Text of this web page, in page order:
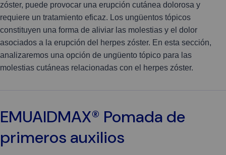
zóster, puede provocar una erupción cutánea dolorosa y
requiere un tratamiento eficaz. Los ungüentos tópicos
constituyen una forma de aliviar las molestias y el dolor
asociados a la erupción del herpes zóster. En esta sección,
analizaremos una opción de ungüento tópico para las
molestias cutáneas relacionadas con el herpes zóster.
EMUAIDMAX® Pomada de
primeros auxilios